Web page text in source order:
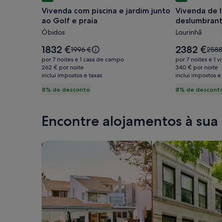
imagens
de
Vivenda
com
piscina
e
jardim
junto
Golf
e
Vivenda com piscina e jardim junto
ao Golf e praia
Óbidos
8% de desconto
O
preço
é
1832 €
1832 €O
preço
era
1996 €,
mais
a
1996 €
por 7 noites e 1 casa de campo
262 € por noite
inclui impostos e taxas
imagens
de
Vivenda
de
luxo
com
vistas
partir
do
da
praia
Vivenda de
da praia
Lourinhã
8% de
O
preço
é
2382 €
2382 €O
era
mais
a
por 7 noites e 1
340 € por noite
inclui impostos e
Encontre alojamentos à
Pesquisar casas Pesquisar